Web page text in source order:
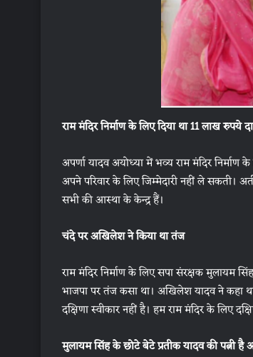
राम मंदिर निर्माण के लिए दिया था 11 लाख रुपये
अपर्णा यादव अयोध्या में भव्य राम मंदिर
अपने परिवार के लिए जिम्मेदारी नहीं ले सकती।
सभी की आस्था के केन्द्र हैं।
चंदे पर अखिलेश ने किया था तंज
राम मंदिर निर्माण के लिए सपा संरक्षक मुलायम
भाजपा पर तंज कसा था। अखिलेश यादव ने कहा
दक्षिणा स्वीकार नहीं है। हम राम मंदिर के लिए
मुलायम सिंह के छोटे बेटे प्रतीक यादव की पत्नी है